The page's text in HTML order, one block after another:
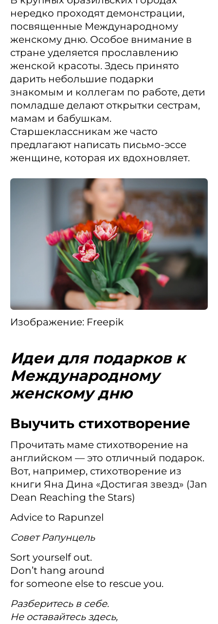
нередко проходят демонстрации,
посвященные Международному
женскому дню. Особое внимание в
стране уделяется прославлению
женской красоты. Здесь принято
дарить небольшие подарки
знакомым и коллегам по работе, дети
помладше делают открытки сестрам,
мамам и бабушкам.
Старшеклассникам же часто
предлагают написать письмо-эссе
женщине, которая их вдохновляет.
Изображение: Freepik
Идеи для подарков к
Международному
женскому дню
Выучить стихотворение
Прочитать маме стихотворение на
английском — это отличный подарок.
Вот, например, стихотворение из
книги Яна Дина «Достигая звезд» (Jan
Dean Reaching the Stars)
Advice to Rapunzel
Совет Рапунцель
Sort yourself out.
Don’t hang around
for someone else to rescue you.
Разберитесь в себе.
Не оставайтесь здесь,